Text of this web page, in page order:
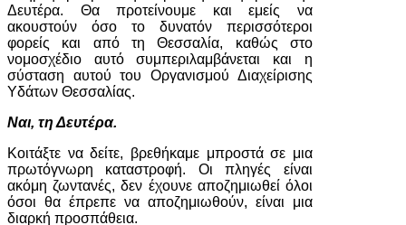
Δευτέρα. Θα προτείνουμε και εμείς να
ακουστούν όσο το δυνατόν περισσότεροι
φορείς και από τη Θεσσαλία, καθώς στο
νομοσχέδιο αυτό συμπεριλαμβάνεται και η
σύσταση αυτού του Οργανισμού Διαχείρισης
Υδάτων Θεσσαλίας.
Ναι, τη Δευτέρα.
Κοιτάξτε να δείτε, βρεθήκαμε μπροστά σε μια
πρωτόγνωρη καταστροφή. Οι πληγές είναι
ακόμη ζωντανές, δεν έχουνε αποζημιωθεί όλοι
όσοι θα έπρεπε να αποζημιωθούν, είναι μια
διαρκή προσπάθεια.